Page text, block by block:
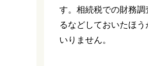
す。相続税での財務
るなどしておいたほ
いりません。